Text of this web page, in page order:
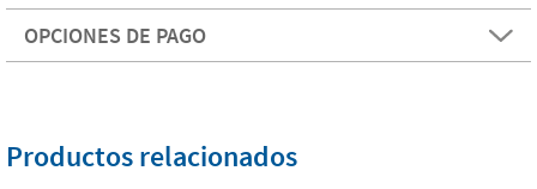
OPCIONES DE PAGO
Productos relacionados